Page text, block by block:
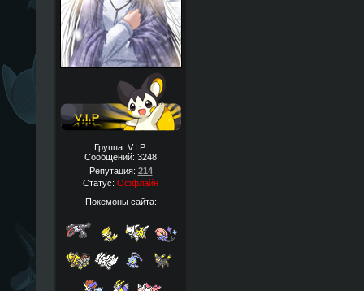
Группа: V.I.P.
Сообщений: 3248
Репутация: 214
Статус: Оффлайн
Покемоны сайта: